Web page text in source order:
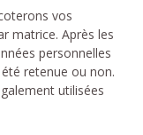
vos
matrice. Après les
personnelles
retenue ou non.
utilisées